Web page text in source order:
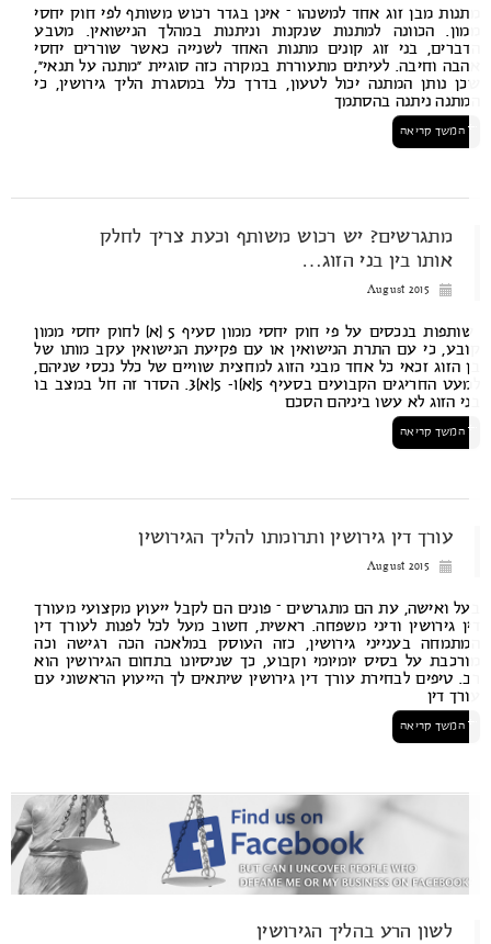
מבן זוג אחד למשנהו – אינן בגדר רכוש משותף לפי חוק יחסי
הכוונה למתנות שנקנות וניתנות במהלך הנישואין. מטבע
בני זוג קונים מתנות האחד לשנייה כאשר שוררים יחסי
וחיבה. לעיתים מתעוררת במקרה כזה סוגיית “מתנה על תנאי”,
נותן המתנה יכול לטעון, בדרך כלל במסגרת הליך גירושין, כי
ניתנה בהסתמך
המשך קריאה
מתגרשים? יש רכוש משותף וכעת צריך לחלק
אותו בין בני הזוג…
August 2015
שותפות בנכסים על פי חוק יחסי ממון סעיף 5 (א) לחוק יחסי ממון
כי עם התרת הנישואין או עם פקיעת הנישואין עקב מותו של
הזוג זכאי כל אחד מבני הזוג למחצית שוויים של כלל נכסי שניהם,
למעט החריגים הקבועים בסעיף 5(א)1- 5(א)3. הסדר זה חל במצב בו
הזוג לא עשו ביניהם הסכם
המשך קריאה
עורך דין גירושין ותרומתו להליך הגירושין
August 2015
ואישה, עת הם מתגרשים – פונים הם לקבל ייעוץ מקצועי מעורך
גירושין ודיני משפחה. ראשית, חשוב מעל לכל לפנות לעורך דין
בענייני גירושין, כזה העוסק במלאכה הכה רגישה וכה
על בסיס יומיומי וקבוע, כך שניסיונו בתחום הגירושין הוא
טיפים לבחירת עורך דין גירושין שיתאים לך הייעוץ הראשוני עם
דין
המשך קריאה
לשון הרע בהליך הגירושין